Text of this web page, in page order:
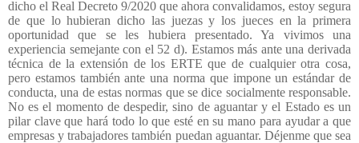
dicho el Real Decreto 9/2020 que ahora convalidamos, estoy segura
de que lo hubieran dicho las juezas y los jueces en la primera
oportunidad que se les hubiera presentado. Ya vivimos una
experiencia semejante con el 52 d). Estamos más ante una derivada
técnica de la extensión de los ERTE que de cualquier otra cosa,
pero estamos también ante una norma que impone un estándar de
conducta, una de estas normas que se dice socialmente responsable.
No es el momento de despedir, sino de aguantar y el Estado es un
pilar clave que hará todo lo que esté en su mano para ayudar a que
empresas y trabajadores también puedan aguantar. Déjenme que sea